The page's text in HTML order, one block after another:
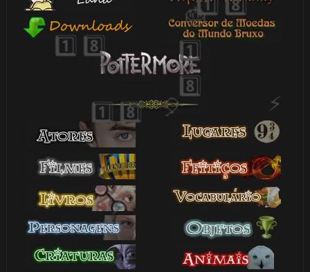
⚡
🎈
1️⃣ 8️⃣